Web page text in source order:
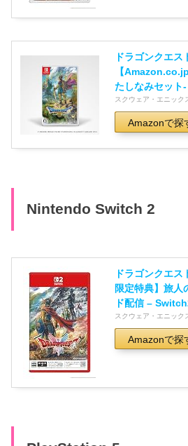
ドラゴンクエ
【
たしなみセット
スクウェア・エニック
Amazonで探
Nintendo Switch 2
ドラゴンクエ
限定特典】旅人
ド配信 –
スクウェア・エニック
Amazonで探